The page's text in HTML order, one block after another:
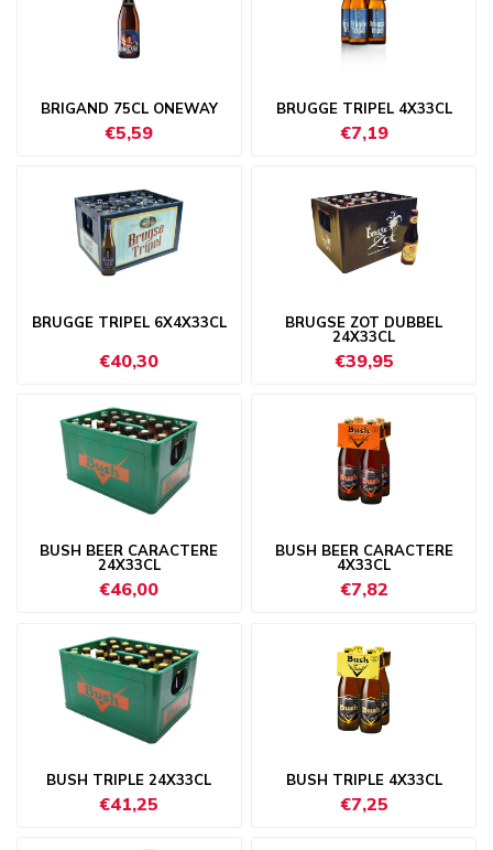
BRIGAND 75CL ONEWAY
€5,59
BRUGGE TRIPEL 4X33CL
€7,19
BRUGGE TRIPEL 6X4X33CL
€40,30
BRUGSE ZOT DUBBEL
24X33CL
€39,95
BUSH BEER CARACTERE
24X33CL
€46,00
BUSH BEER CARACTERE
4X33CL
€7,82
BUSH TRIPLE 24X33CL
€41,25
BUSH TRIPLE 4X33CL
€7,25